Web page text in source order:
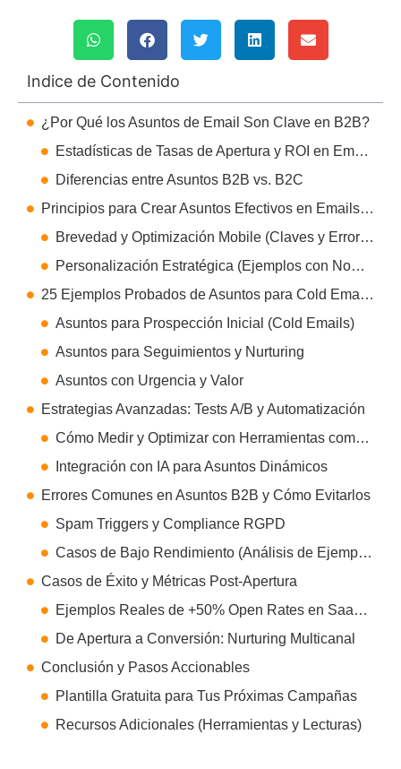
Indice de Contenido
¿Por Qué los Asuntos de Email Son Clave en B2B?
Estadísticas de Tasas de Apertura y ROI en Email Marketing B2B
Diferencias entre Asuntos B2B vs. B2C
Principios para Crear Asuntos Efectivos en Emails B2B
Brevedad y Optimización Mobile (Claves y Errores Comunes)
Personalización Estratégica (Ejemplos con Nombres y Referencias)
25 Ejemplos Probados de Asuntos para Cold Emails B2B
Asuntos para Prospección Inicial (Cold Emails)
Asuntos para Seguimientos y Nurturing
Asuntos con Urgencia y Valor
Estrategias Avanzadas: Tests A/B y Automatización
Cómo Medir y Optimizar con Herramientas como Brevo o Pipedrive
Integración con IA para Asuntos Dinámicos
Errores Comunes en Asuntos B2B y Cómo Evitarlos
Spam Triggers y Compliance RGPD
Casos de Bajo Rendimiento (Análisis de Ejemplos Fallidos)
Casos de Éxito y Métricas Post-Apertura
Ejemplos Reales de +50% Open Rates en SaaS/Consultoría
De Apertura a Conversión: Nurturing Multicanal
Conclusión y Pasos Accionables
Plantilla Gratuita para Tus Próximas Campañas
Recursos Adicionales (Herramientas y Lecturas)